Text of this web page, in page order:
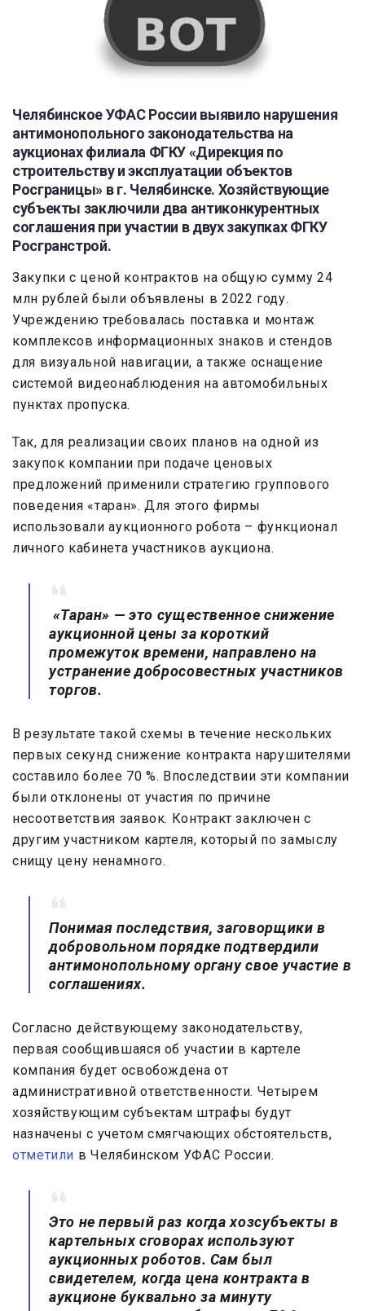
Челябинское УФАС России выявило нарушения
антимонопольного законодательства на
аукционах филиала ФГКУ «Дирекция по
строительству и эксплуатации объектов
Росграницы» в г. Челябинске. Хозяйствующие
субъекты заключили два антиконкурентных
соглашения при участии в двух закупках ФГКУ
Росгранстрой.
Закупки с ценой контрактов на общую сумму 24
млн рублей были объявлены в 2022 году.
Учреждению требовалась поставка и монтаж
комплексов информационных знаков и стендов
для визуальной навигации, а также оснащение
системой видеонаблюдения на автомобильных
пунктах пропуска.
Так, для реализации своих планов на одной из
закупок компании при подаче ценовых
предложений применили стратегию группового
поведения «таран». Для этого фирмы
использовали аукционного робота – функционал
личного кабинета участников аукциона.
«Таран» — это существенное снижение
аукционной цены за короткий
промежуток времени, направлено на
устранение добросовестных участников
торгов.
В результате такой схемы в течение нескольких
первых секунд снижение контракта нарушителями
составило более 70 %. Впоследствии эти компании
были отклонены от участия по причине
несоответствия заявок. Контракт заключен с
другим участником картеля, который по замыслу
снищу цену ненамного.
Понимая последствия, заговорщики в
добровольном порядке подтвердили
антимонопольному органу свое участие в
соглашениях.
Согласно действующему законодательству,
первая сообщившаяся об участии в картеле
компания будет освобождена от
административной ответственности. Четырем
хозяйствующим субъектам штрафы будут
назначены с учетом смягчающих обстоятельств,
отметили в Челябинском УФАС России.
Это не первый раз когда хозсубъекты в
картельных сговорах используют
аукционных роботов. Сам был
свидетелем, когда цена контракта в
аукционе буквально за минуту